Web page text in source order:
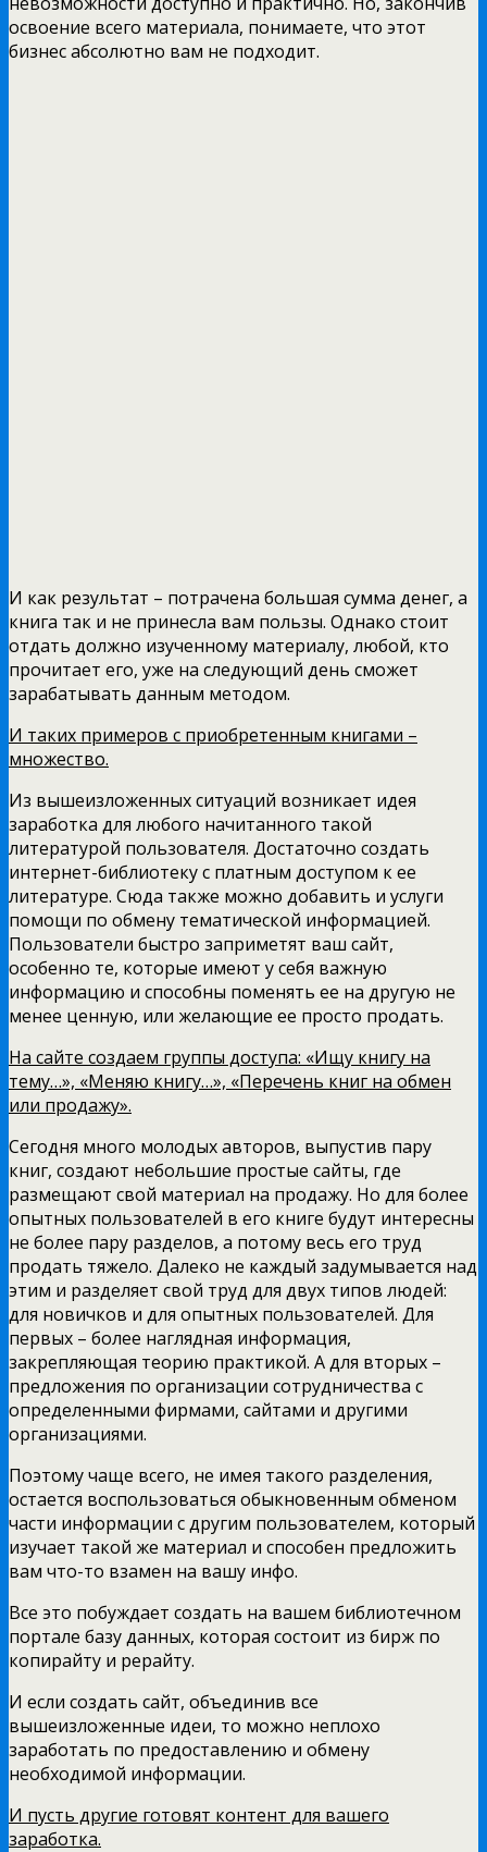
освоение всего материала, понимаете, что этот
бизнес абсолютно вам не подходит.
И как результат – потрачена большая сумма денег, а
книга так и не принесла вам пользы. Однако стоит
отдать должно изученному материалу, любой, кто
прочитает его, уже на следующий день сможет
зарабатывать данным методом.
И таких примеров с приобретенным книгами –
множество.
Из вышеизложенных ситуаций возникает идея
заработка для любого начитанного такой
литературой пользователя. Достаточно создать
интернет-библиотеку с платным доступом к ее
литературе. Сюда также можно добавить и услуги
помощи по обмену тематической информацией.
Пользователи быстро заприметят ваш сайт,
особенно те, которые имеют у себя важную
информацию и способны поменять ее на другую не
менее ценную, или желающие ее просто продать.
На сайте создаем группы доступа: «Ищу книгу на
тему…», «Меняю книгу…», «Перечень книг на обмен
или продажу».
Сегодня много молодых авторов, выпустив пару
книг, создают небольшие простые сайты, где
размещают свой материал на продажу. Но для более
опытных пользователей в его книге будут интересны
не более пару разделов, а потому весь его труд
продать тяжело. Далеко не каждый задумывается над
этим и разделяет свой труд для двух типов людей:
для новичков и для опытных пользователей. Для
первых – более наглядная информация,
закрепляющая теорию практикой. А для вторых –
предложения по организации сотрудничества с
определенными фирмами, сайтами и другими
организациями.
Поэтому чаще всего, не имея такого разделения,
остается воспользоваться обыкновенным обменом
части информации с другим пользователем, который
изучает такой же материал и способен предложить
вам что-то взамен на вашу инфо.
Все это побуждает создать на вашем библиотечном
портале базу данных, которая состоит из бирж по
копирайту и рерайту.
И если создать сайт, объединив все
вышеизложенные идеи, то можно неплохо
заработать по предоставлению и обмену
необходимой информации.
И пусть другие готовят контент для вашего
заработка.